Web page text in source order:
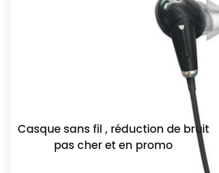
Casque sans fil , réduction de bruit
pas cher et en promo